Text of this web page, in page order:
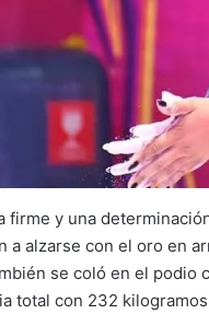
firme y una
a alzarse con el oro en
se coló en el podio
total con 232